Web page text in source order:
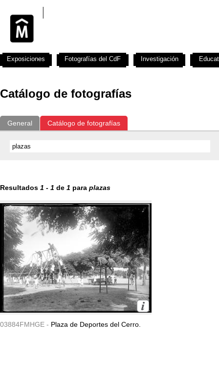
Catálogo de fotografías
General Catálogo de fotografías
Resultados 1 - 1 de 1 para plazas
03884FMHGE - Plaza de Deportes del Cerro.
Exposiciones Fotografías del CdF Investigación